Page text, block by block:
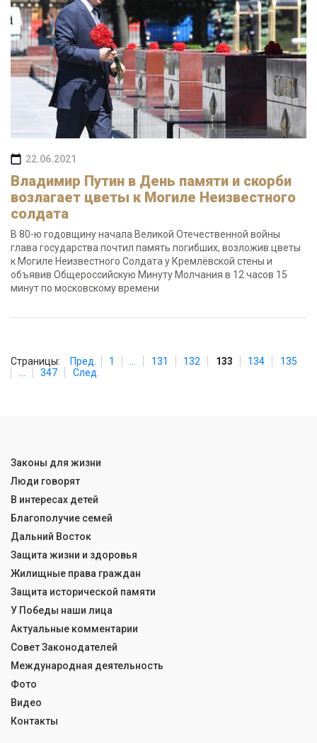
22.06.2021
Владимир Путин в День памяти и скорби
возлагает цветы к Могиле Неизвестного
солдата
В 80-ю годовщину начала Великой Отечественной войны
глава государства почтил память погибших, возложив цветы
к Могиле Неизвестного Солдата у Кремлёвской стены и
объявив Общероссийскую Минуту Молчания в 12 часов 15
минут по московскому времени
Страницы: Пред. 1 131 132 133 134
135
347 След.
Законы для жизни
Люди говорят
В интересах детей
Благополучие семей
Дальний Восток
Защита жизни и здоровья
Жилищные права граждан
Защита исторической памяти
У Победы наши лица
Актуальные комментарии
Совет Законодателей
Международная деятельность
Фото
Видео
Контакты